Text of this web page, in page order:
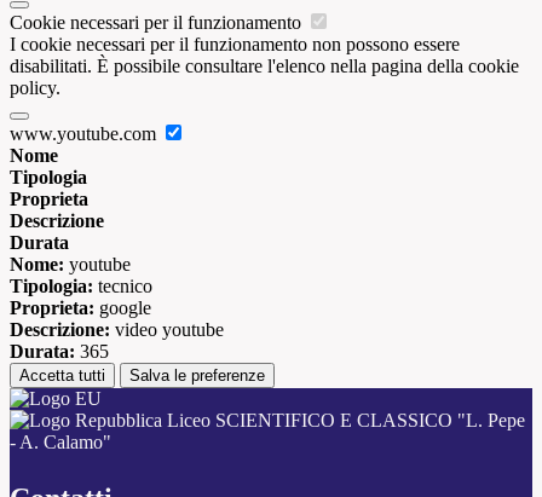
Cookie necessari per il funzionamento
I cookie necessari per il funzionamento non possono essere
disabilitati. È possibile consultare l'elenco nella pagina della cookie
policy.
www.youtube.com
Nome
Tipologia
Proprieta
Descrizione
Durata
Nome: youtube
Tipologia: tecnico
Proprieta: google
Descrizione: video youtube
Durata: 365
Accetta tutti Salva le preferenze
Liceo SCIENTIFICO E CLASSICO "L. Pepe
- A. Calamo"